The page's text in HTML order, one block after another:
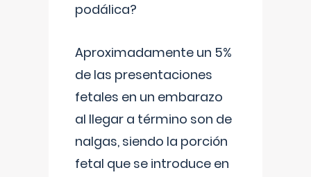
podálica?
Aproximadamente un 5%
de las presentaciones
fetales en un embarazo
al llegar a término son de
nalgas, siendo la porción
fetal que se introduce en